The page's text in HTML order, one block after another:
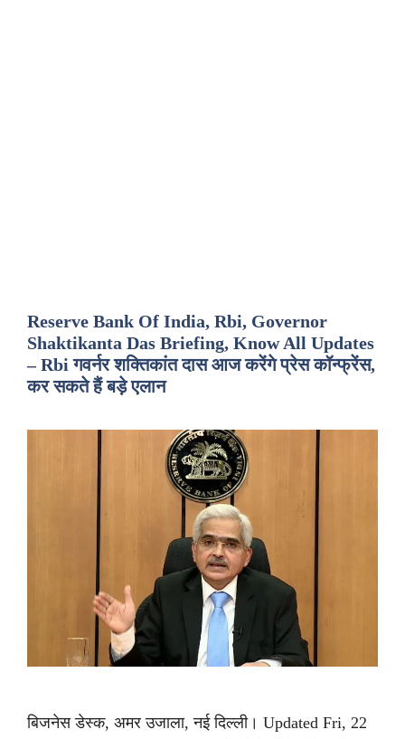
Reserve Bank Of India, Rbi, Governor
Shaktikanta Das Briefing, Know All Updates
– Rbi गवर्नर शक्तिकांत दास आज करेंगे प्रेस कॉन्फ्रेंस,
कर सकते हैं बड़े एलान
बिजनेस डेस्क, अमर उजाला, नई दिल्ली। Updated Fri, 22